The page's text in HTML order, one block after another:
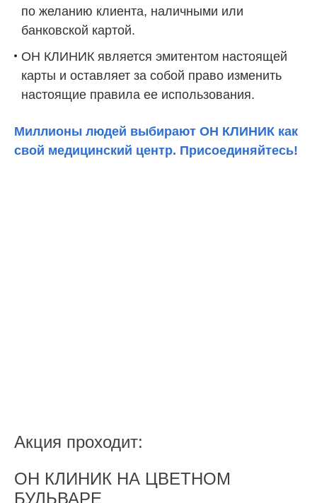
по желанию клиента, наличными или
банковской картой.
ОН КЛИНИК является эмитентом настоящей
карты и оставляет за собой право изменить
настоящие правила ее использования.
Миллионы людей выбирают ОН КЛИНИК как
свой медицинский центр. Присоединяйтесь!
Акция проходит:
ОН КЛИНИК НА ЦВЕТНОМ
БУЛЬВАРЕ